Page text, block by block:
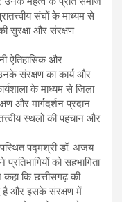
संघों के माध्यम से
सुरक्षा और संरक्षण
ऐतिहासिक और
संरक्षण का कार्य और
के माध्यम से जिला
और मार्गदर्शन प्रदान
स्थलों की पहचान और
पद्मश्री डॉ. अजय
को सहभागिता
कि छत्तीसगढ़ की
है और इसके संरक्षण में